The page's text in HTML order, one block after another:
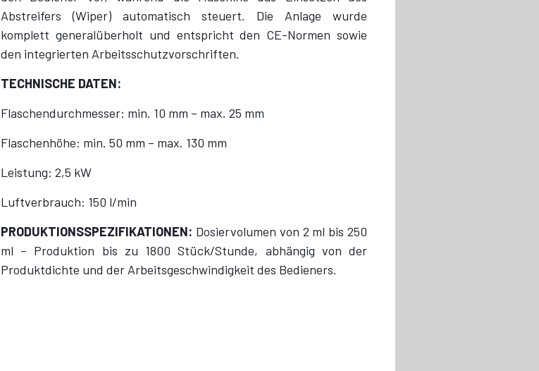
Abstreifers (Wiper) automatisch steuert. Die Anlage wurde
komplett generalüberholt und entspricht den CE-Normen sowie
den integrierten Arbeitsschutzvorschriften.
TECHNISCHE DATEN:
Flaschendurchmesser: min. 10 mm – max. 25 mm
Flaschenhöhe: min. 50 mm – max. 130 mm
Leistung: 2,5 kW
Luftverbrauch: 150 l/min
PRODUKTIONSSPEZIFIKATIONEN: Dosiervolumen von 2 ml bis 250
ml – Produktion bis zu 1800 Stück/Stunde, abhängig von der
Produktdichte und der Arbeitsgeschwindigkeit des Bedieners.